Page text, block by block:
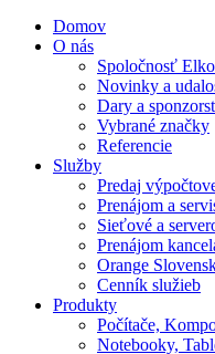
Domov
O nás
Spoločnosť Elko
Novinky a
Dary a
Vybrané značky
Referencie
Služby
Predaj
Prenájom a
Sieťové a
Prenájom
Orange
Cenník služieb
Produkty
Počítače,
Notebooky,